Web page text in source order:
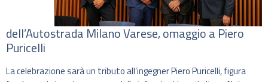
dell’Autostrada Milano Varese, omaggio a Piero
Puricelli
La celebrazione sarà un tributo all’ingegner Piero Puricelli, figura